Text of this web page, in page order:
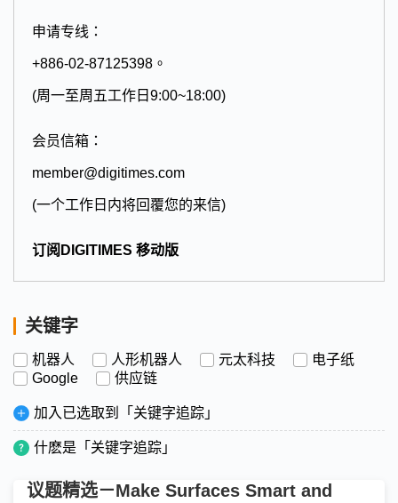
申请专线：
+886-02-87125398。
(周一至周五工作日9:00~18:00)
会员信箱：
member@digitimes.com
(一个工作日内将回覆您的来信)
订阅DIGITIMES 移动版
关键字
机器人 人形机器人 元太科技
电子纸
Google
供应链
加入已选取到「关键字追踪」
什麽是「关键字追踪」
议题精选－Make Surfaces Smart and